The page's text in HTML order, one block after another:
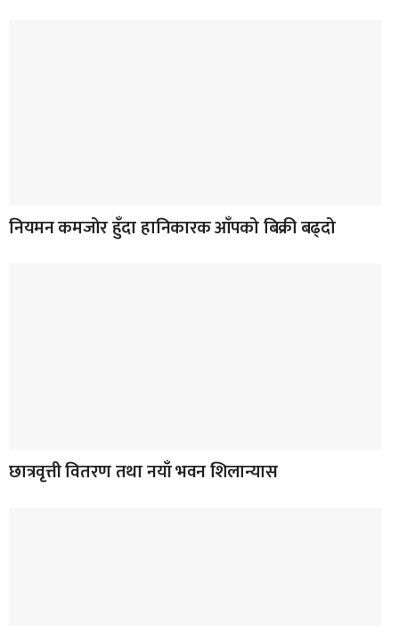
नियमन कमजोर हुँदा हानिकारक आँपको बिक्री बढ्दो
छात्रवृत्ती वितरण तथा नयाँ भवन शिलान्यास